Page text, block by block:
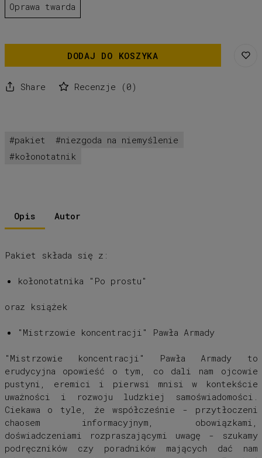
Oprawa twarda
DODAJ DO KOSZYKA
Share Recenzje (0)
pakiet
niezgoda na niemyślenie
kołonotatnik
Opis Autor
Pakiet składa się z:
kołonotatnika "Po prostu"
oraz książek
"Mistrzowie koncentracji" Pawła Armady
"Mistrzowie koncentracji" Pawła Armady to
erudycyjna opowieść o tym, co dali nam ojcowie
pustyni, eremici i pierwsi mnisi w kontekście
uważności i rozwoju ludzkiej samoświadomości.
Ciekawa o tyle, że współcześnie - przytłoczeni
chaosem informacyjnym, obowiązkami,
doświadczeniami rozpraszającymi uwagę - szukamy
podręczników czy poradników mających dać nam